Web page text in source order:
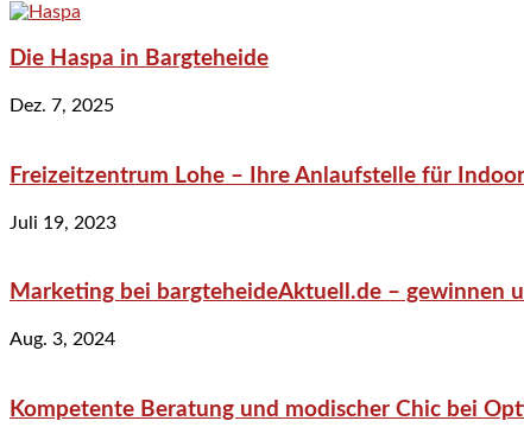
Die Haspa in Bargteheide
Dez. 7, 2025
Freizeitzentrum Lohe – Ihre Anlaufstelle für
Juli 19, 2023
Marketing bei bargteheideAktuell.de – gewinnen
Aug. 3, 2024
Kompetente Beratung und modischer Chic bei